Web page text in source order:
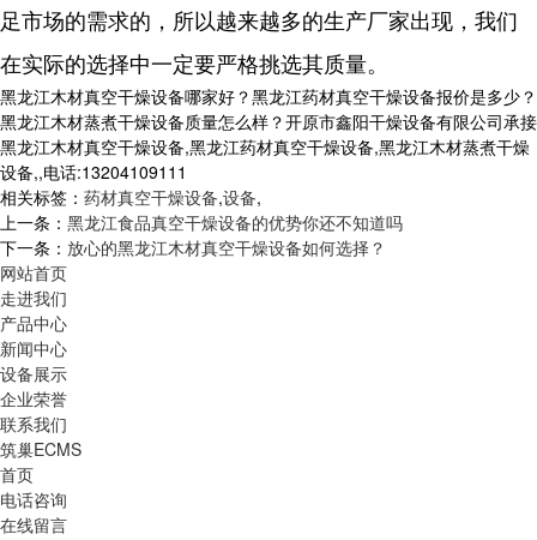
足市场的需求的，所以越来越多的生产厂家出现，我们
在实际的选择中一定要严格挑选其质量。
黑龙江木材真空干燥设备哪家好？黑龙江药材真空干燥设备报价是多少？
黑龙江木材蒸煮干燥设备质量怎么样？开原市鑫阳干燥设备有限公司承接
黑龙江木材真空干燥设备,黑龙江药材真空干燥设备,黑龙江木材蒸煮干燥
设备,,电话:13204109111
相关标签： 药材真空干燥设备,设备,
上一条： 黑龙江食品真空干燥设备的优势你还不知道吗
下一条： 放心的黑龙江木材真空干燥设备如何选择？
网站首页
走进我们
产品中心
新闻中心
设备展示
企业荣誉
联系我们
筑巢ECMS
首页
电话咨询
在线留言